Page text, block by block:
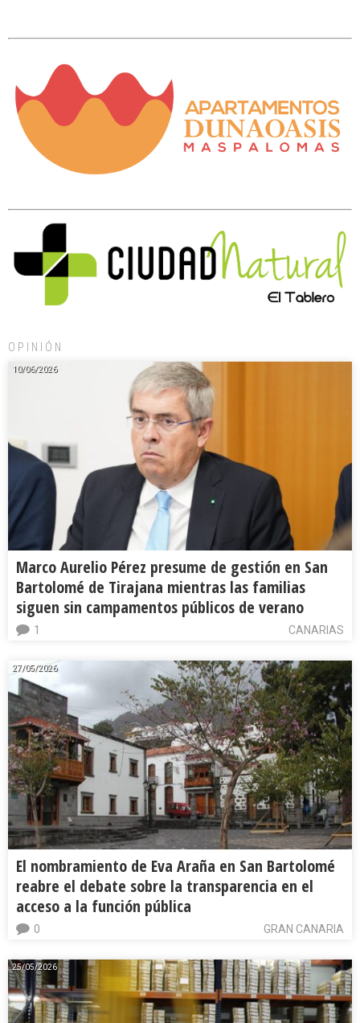
OPINIÓN
10/06/2026
Marco Aurelio Pérez presume de gestión en San
Bartolomé de Tirajana mientras las familias
siguen sin campamentos públicos de verano
CANARIAS
1
27/05/2026
El nombramiento de Eva Araña en San Bartolomé
reabre el debate sobre la transparencia en el
acceso a la función pública
GRAN CANARIA
0
25/05/2026